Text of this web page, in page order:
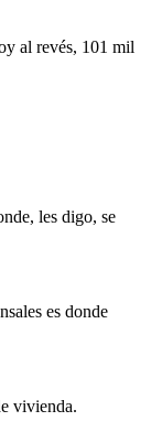
al revés, 101 mil
les digo, se
es donde
vivienda.